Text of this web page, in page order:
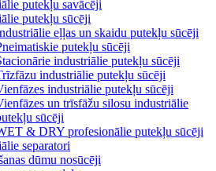
putekļu savācēji
putekļu sūcēji
eļļas un skaidu putekļu sūcēji
putekļu sūcēji
industriālie putekļu sūcēji
industriālie putekļu sūcēji
industriālie putekļu sūcēji
un trīsfāžu silosu industriālie
sūcēji
& DRY profesionālie putekļu sūcēji
separatori
dūmu nosūcēji